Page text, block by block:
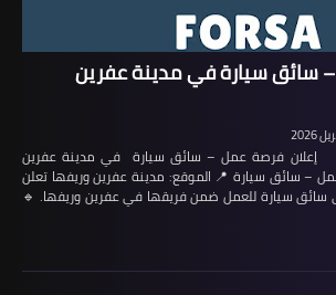
سائق سيارة في مدينة عفرين
فرصة عمل – سائق سيارة في مدينة عفرين
– سائق سيارة 📍 الموقع: مدينة عفرين وريفها تعلن
سائق سيارة للعمل ضمن فريقها في عفرين وريفها. 🔹